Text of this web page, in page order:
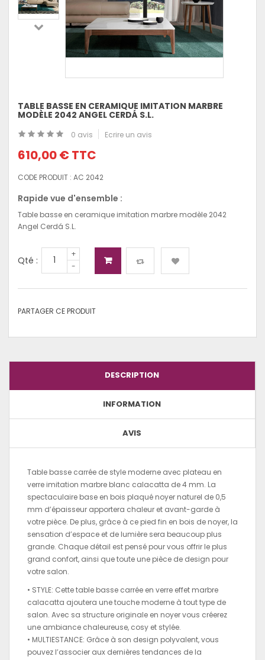
TABLE BASSE EN CERAMIQUE IMITATION MARBRE
MODÈLE 2042 ANGEL CERDÁ S.L.
0 avis Ecrire un avis
610,00 € TTC
CODE PRODUIT : AC 2042
Rapide vue d'ensemble :
Table basse en ceramique imitation marbre modèle 2042
Angel Cerdá S.L.
Qté :
+
-
PARTAGER CE PRODUIT
DESCRIPTION
INFORMATION
AVIS
Table basse carrée de style moderne avec plateau en
verre imitation marbre blanc calacatta de 4 mm. La
spectaculaire base en bois plaqué noyer naturel de 0,5
mm d’épaisseur apportera chaleur et avant-garde à
votre pièce. De plus, grâce à ce pied fin en bois de noyer, la
sensation d’espace et de lumière sera beaucoup plus
grande. Chaque détail est pensé pour vous offrir le plus
grand confort, ainsi que toute une pièce de design pour
votre salon.
• STYLE: Cette table basse carrée en verre effet marbre
calacatta ajoutera une touche moderne à tout type de
salon. Avec sa structure originale en noyer vous créerez
une ambiance chaleureuse, cosy et stylée.
• MULTIESTANCE: Grâce à son design polyvalent, vous
pouvez l’associer aux dernières tendances de la